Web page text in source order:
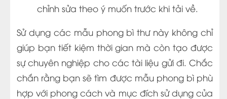
chỉnh sửa theo ý muốn trước khi tải về.
Sử dụng các mẫu phong bì thư này không chỉ
giúp bạn tiết kiệm thời gian mà còn tạo được
sự chuyên nghiệp cho các tài liệu gửi đi. Chắc
chắn rằng bạn sẽ tìm được mẫu phong bì phù
hợp với phong cách và mục đích sử dụng của